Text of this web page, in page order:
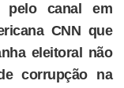
pelo canal em
CNN que
eleitoral não
corrupção na